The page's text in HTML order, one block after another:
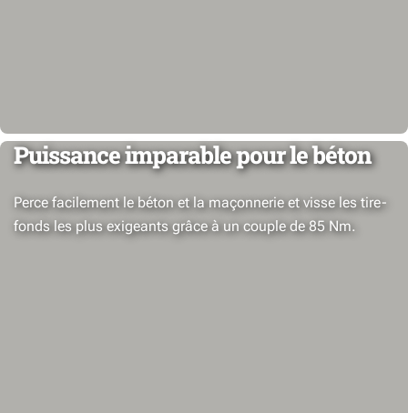
Puissance imparable pour le béton
Perce facilement le béton et la maçonnerie et visse les tire-
fonds les plus exigeants grâce à un couple de 85 Nm.